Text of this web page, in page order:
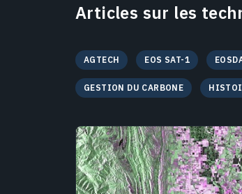
Recherchez, visualisez et analysez
satellite directement dans votre
En savoir plus
Articles sur les
AGTECH EOS SAT-1
GESTION DU CARBONE